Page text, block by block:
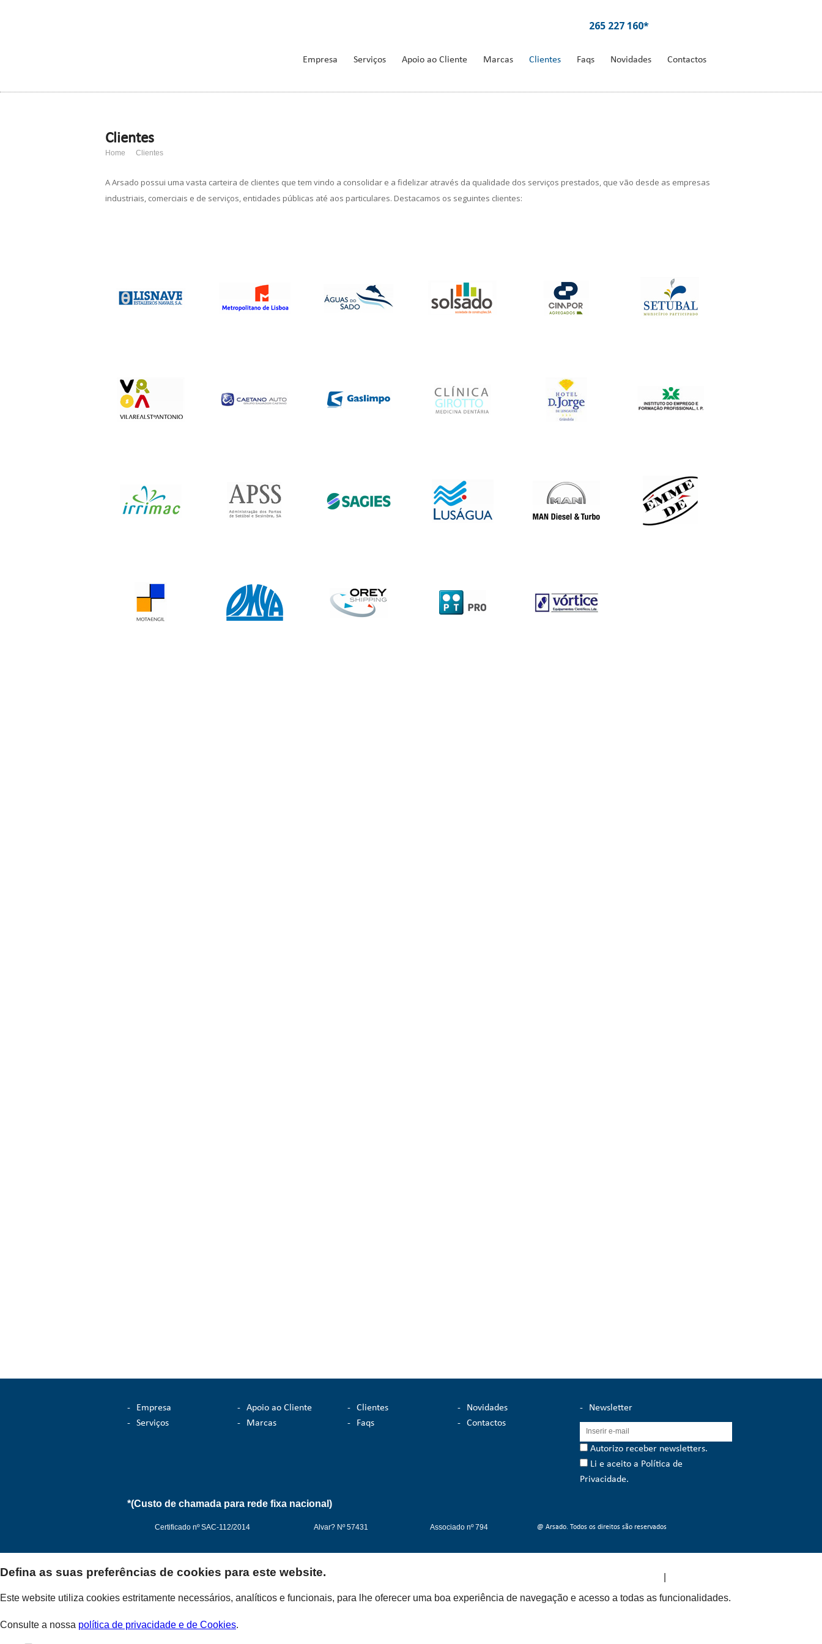
265 227 160*
Empresa Serviços Apoio ao Cliente Marcas Clientes Faqs Novidades Contactos
Clientes
Home Clientes
A Arsado possui uma vasta carteira de clientes que tem vindo a consolidar e a fidelizar através da qualidade dos serviços prestados, que vão desde as empresas
industriais, comerciais e de serviços, entidades públicas até aos particulares. Destacamos os seguintes clientes:
-
Empresa
-
Serviços
-
Apoio ao Cliente
-
Marcas
-
Clientes
-
Faqs
-
Novidades
-
Contactos
- Newsletter
Autorizo receber newsletters.
Li e aceito a Política de
Privacidade.
*(Custo de chamada para rede fixa nacional)
Certificado nº SAC-112/2014 Alvar? Nº 57431 Associado nº 794 @ Arsado. Todos os direitos são reservados
Politica de Privacidade
Defina as suas preferências de cookies para este website.
Este website utiliza cookies estritamente necessários, analíticos e funcionais, para lhe oferecer uma boa experiência de navegação e acesso a todas as funcionalidades.
Consulte a nossa política de privacidade e de Cookies.